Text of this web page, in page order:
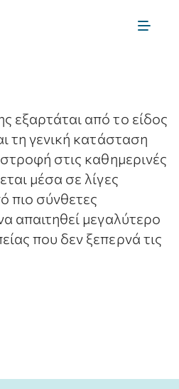
Toggle
εξαρτάται από το είδος
τη γενική κατάσταση
στις καθημερινές
μέσα σε λίγες
πιο σύνθετες
απαιτηθεί μεγαλύτερο
που δεν ξεπερνά τις